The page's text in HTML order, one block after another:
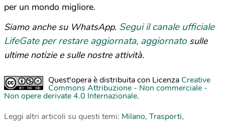
per un mondo migliore.
Siamo anche su WhatsApp. Segui il canale ufficiale
LifeGate per restare aggiornata, aggiornato sulle
ultime notizie e sulle nostre attività.
Quest'opera è distribuita con Licenza Creative
Commons Attribuzione - Non commerciale -
Non opere derivate 4.0 Internazionale.
Leggi altri articoli su questi temi: Milano, Trasporti,